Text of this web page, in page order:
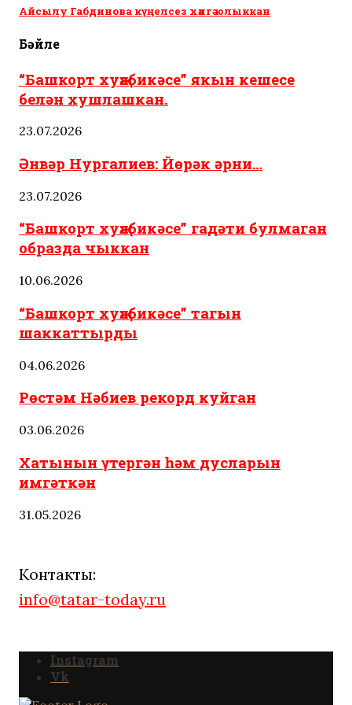
Айсылу Габдинова күңелсез хәлгә юлыккан
Бәйле
“Башкорт хуҗабикәсе” якын кешесе
белән хушлашкан.
23.07.2026
Әнвәр Нургалиев: Йөрәк әрни…
23.07.2026
“Башкорт хуҗабикәсе” гадәти булмаган
образда чыккан
10.06.2026
“Башкорт хуҗабикәсе” тагын
шаккаттырды
04.06.2026
Рөстәм Нәбиев рекорд куйган
03.06.2026
Хатынын үтергән һәм дусларын
имгәткән
31.05.2026
Контакты:
info@tatar-today.ru
Instagram
Vk